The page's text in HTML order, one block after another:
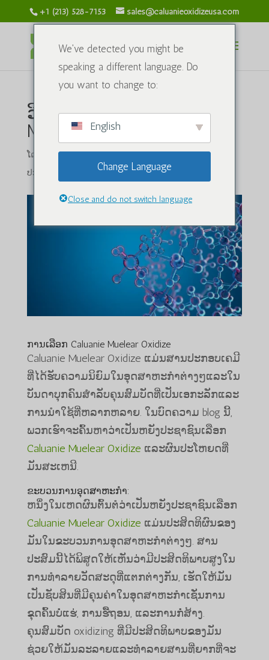
+1 (213) 528-7153 sales@caluanieoxidizeusa.com
ວິທີການເລືອກ Caluanie
Muelear Oxidize ທີ່ດີ!
ໂດຍ caluanieoxidizeusa.com|ມ.ສ. ວັນທີ 4, 2024|ສານ
ປະກອບເຄມີ
0 ຄຳເຫັນ
ການເລືອກ Caluanie Muelear Oxidize
Caluanie Muelear Oxidize ແມ່ນສານປະກອບເຄມີ
ທີ່ໄດ້ຮັບຄວາມນິຍົມໃນອຸດສາຫະກໍາຕ່າງໆແລະໃນ
ບັນດາບຸກຄົນສໍາລັບຄຸນສົມບັດທີ່ເປັນເອກະລັກແລະ
ການນໍາໃຊ້ທີ່ຫລາກຫລາຍ. ໃນບົດຄວາມ blog ນີ້,
ພວກເຮົາຈະຄົ້ນຫາວ່າເປັນຫຍັງປະຊາຊົນເລືອກ
Caluanie Muelear Oxidize ແລະຜົນປະໂຫຍດທີ່
ມັນສະເຫນີ.
ຂະ​ບວນ​ການ​ອຸດ​ສາ​ຫະ​ກໍາ​:
ຫນຶ່ງໃນເຫດຜົນຕົ້ນຕໍວ່າເປັນຫຍັງປະຊາຊົນເລືອກ
Caluanie Muelear Oxidize ແມ່ນປະສິດທິຜົນຂອງ
ມັນໃນຂະບວນການອຸດສາຫະກໍາຕ່າງໆ. ສານ
ປະສົມນີ້ໄດ້ພິສູດໃຫ້ເຫັນວ່າມີປະສິດທິພາບສູງໃນ
ການທໍາລາຍວັດສະດຸທີ່ແຕກຕ່າງກັນ, ເຮັດໃຫ້ມັນ
ເປັນຊັບສິນທີ່ມີຄຸນຄ່າໃນອຸດສາຫະກໍາເຊັ່ນການ
ຂຸດຄົ້ນບໍ່ແຮ່, ການຮື້ຖອນ, ແລະການກໍ່ສ້າງ.
ຄຸນສົມບັດ oxidizing ທີ່ມີປະສິດທິພາບຂອງມັນ
ຊ່ວຍໃຫ້ມັນລະລາຍແລະທໍາລາຍສານທີ່ຍາກທີ່ຈະ
We've detected you might be
speaking a different language. Do
you want to change to:
English
Change Language
Close and do not switch language